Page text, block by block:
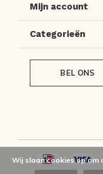
Mijn account
Categorieën
BEL ONS
Wij slaan cookies op om